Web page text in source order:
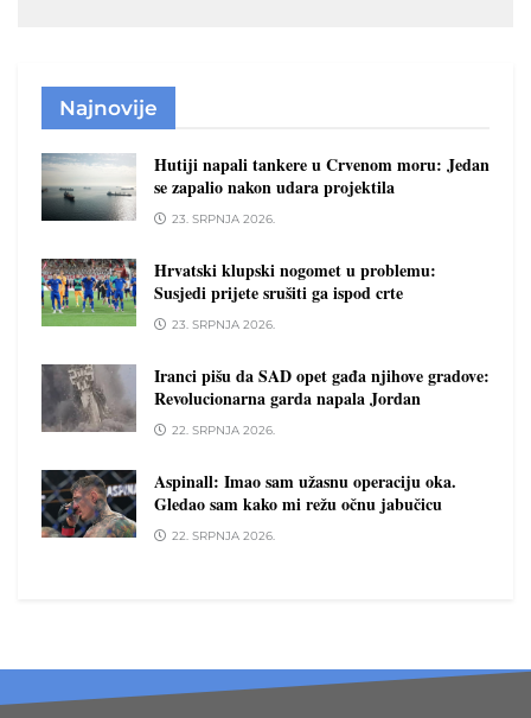
Najnovije
Hutiji napali tankere u Crvenom moru: Jedan
se zapalio nakon udara projektila
23. SRPNJA 2026.
Hrvatski klupski nogomet u problemu:
Susjedi prijete srušiti ga ispod crte
23. SRPNJA 2026.
Iranci pišu da SAD opet gađa njihove gradove:
Revolucionarna garda napala Jordan
22. SRPNJA 2026.
Aspinall: Imao sam užasnu operaciju oka.
Gledao sam kako mi režu očnu jabučicu
22. SRPNJA 2026.